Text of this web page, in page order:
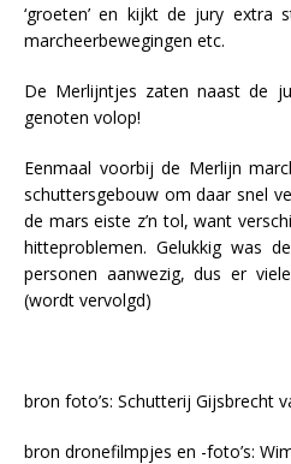
‘groeten’ en kijkt de jury extra
marcheerbewegingen etc.
De Merlijntjes zaten naast de
genoten volop!
Eenmaal voorbij de Merlijn
schuttersgebouw om daar snel
de mars eiste z’n tol, want
hitteproblemen. Gelukkig was
personen aanwezig, dus er
(wordt vervolgd)
bron foto’s: Schutterij Gijsbrecht
bron dronefilmpjes en -foto’s: